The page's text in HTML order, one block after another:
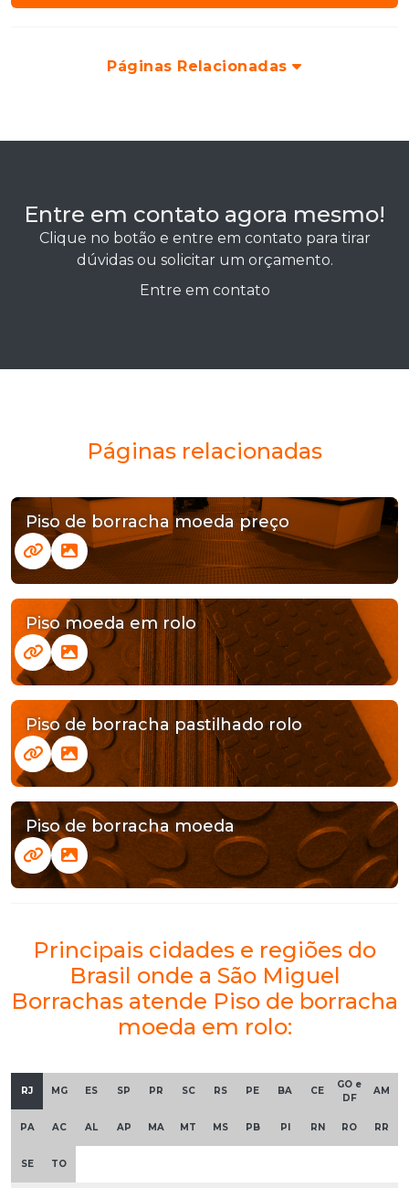
Páginas Relacionadas
Entre em contato agora mesmo!
Clique no botão e entre em contato para tirar
dúvidas ou solicitar um orçamento.
Entre em contato
Páginas relacionadas
Piso de borracha moeda preço
Piso moeda em rolo
Piso de borracha pastilhado rolo
Piso de borracha moeda
Principais cidades e regiões do
Brasil onde a São Miguel
Borrachas atende Piso de borracha
moeda em rolo:
RJ MG ES SP PR SC RS PE BA CE
GO e
DF
AM
PA AC AL AP MA MT MS PB PI RN RO RR
SE TO